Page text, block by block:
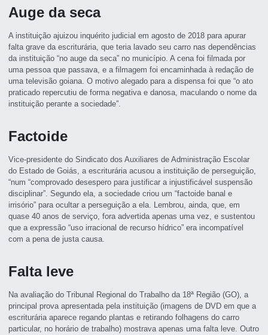
Auge da seca
A instituição ajuizou inquérito judicial em agosto de 2018 para apurar
falta grave da escriturária, que teria lavado seu carro nas dependências
da instituição “no auge da seca” no município. A cena foi filmada por
uma pessoa que passava, e a filmagem foi encaminhada à redação de
uma televisão goiana. O motivo alegado para a dispensa foi que “o ato
praticado repercutiu de forma negativa e danosa, maculando o nome da
instituição perante a sociedade”.
Factoide
Vice-presidente do Sindicato dos Auxiliares de Administração Escolar
do Estado de Goiás, a escriturária acusou a instituição de perseguição,
“num “comprovado desespero para justificar a injustificável suspensão
disciplinar”. Segundo ela, a sociedade criou um “factoide banal e
irrisório” para ocultar a perseguição a ela. Lembrou, ainda, que, em
quase 40 anos de serviço, fora advertida apenas uma vez, e sustentou
que a expressão “uso irracional de recurso hídrico” era incompatível
com a pena de justa causa.
Falta leve
Na avaliação do Tribunal Regional do Trabalho da 18ª Região (GO), a
principal prova apresentada pela instituição (imagens de DVD em que a
escriturária aparece regando plantas e retirando folhagens do carro
particular, no horário de trabalho) mostrava apenas uma falta leve. Outro